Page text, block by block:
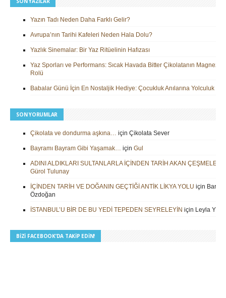
Yazın Tadı Neden Daha Farklı Gelir?
Avrupa’nın Tarihi Kafeleri Neden Hala Dolu?
Yazlık Sinemalar: Bir Yaz Ritüelinin Hafızası
Yaz Sporları ve Performans: Sıcak Havada Bitter Çikolatanın
Rolü
Babalar Günü İçin En Nostaljik Hediye: Çocukluk Anılarına Yolculuk
SON YORUMLAR
Çikolata ve dondurma aşkına… için Çikolata Sever
Bayramı Bayram Gibi Yaşamak… için Gul
ADINI ALDIKLARI SULTANLARLA İÇİNDEN TARİH AKAN ÇEŞMELER
Gürol Tulunay
İÇİNDEN TARİH VE DOĞANIN GEÇTİĞİ ANTİK LİKYA YOLU için
Özdoğan
İSTANBUL’U BİR DE BU YEDİ TEPEDEN SEYRELEYİN için Leyla
BIZI FACEBOOK’DA TAKIP EDIN!